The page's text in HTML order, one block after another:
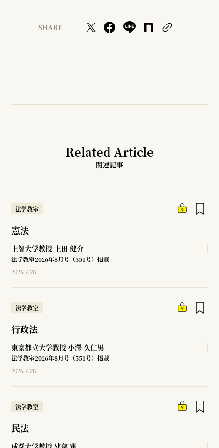
SHARE
Related Article
関連記事
法学教室
憲法
上智大学教授 上田 健介
法学教室2026年8月号（551号）掲載
2026.7.28
法学教室
行政法
東京都立大学教授 小澤 久仁男
法学教室2026年8月号（551号）掲載
2026.7.28
法学教室
民法
成蹊大学教授 建部 雅